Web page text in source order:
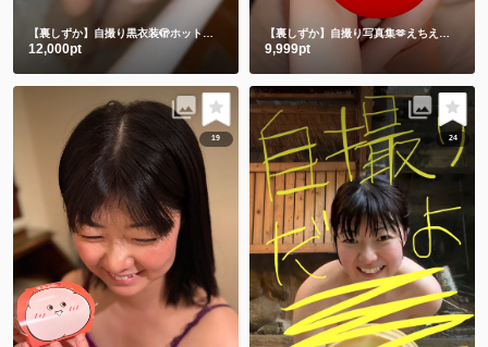
【裏しずか】自撮り黒衣装🫣ホットリミット🎵夏を刺激します❤️
12,000pt 9,999pt
19 24